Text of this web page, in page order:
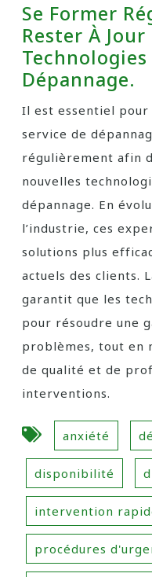
Se Former
Rester À
Dépannage.
Il est essentiel pour
service de
régulièrement afin
nouvelles
dépannage. En
l’industrie, ces
solutions plus
actuels des clients.
garantit que les
pour résoudre une
problèmes, tout en
de qualité et de
interventions.
anxiété
disponibilité
intervention
procédures